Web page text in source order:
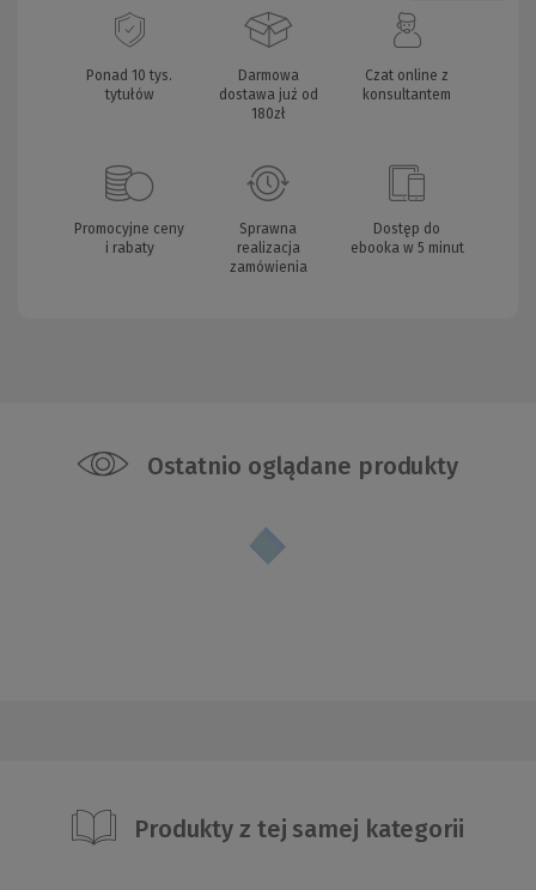
Ponad 10 tys.
tytułów
Darmowa
dostawa już od
180zł
Czat online z
konsultantem
Promocyjne ceny
i rabaty
Sprawna
realizacja
zamówienia
Dostęp do
ebooka w 5 minut
Ostatnio oglądane produkty
Produkty z tej samej kategorii